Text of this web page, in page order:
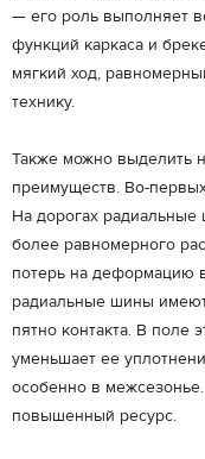
— его роль выполняет
функций каркаса и
мягкий ход,
технику.
Также можно выделить
преимуществ. Во-
На дорогах
более равномерного
потерь на деформацию
радиальные шины
пятно контакта. В поле
уменьшает ее
особенно в
повышенный ресурс.